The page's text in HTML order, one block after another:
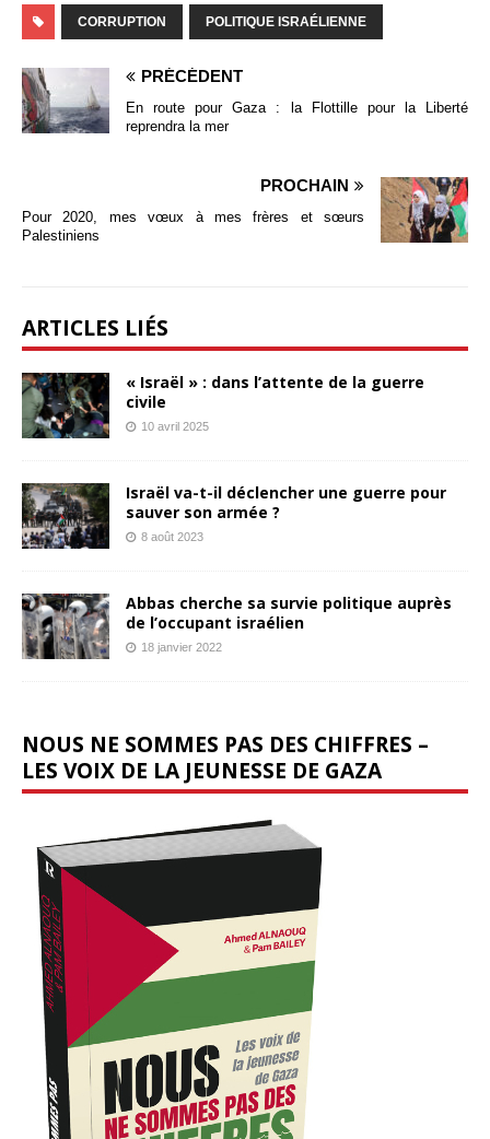
CORRUPTION POLITIQUE ISRAÉLIENNE
PRÉCÉDENT
En route pour Gaza : la Flottille pour la Liberté
reprendra la mer
PROCHAIN
Pour 2020, mes vœux à mes frères et sœurs
Palestiniens
ARTICLES LIÉS
« Israël » : dans l’attente de la guerre
civile
10 avril 2025
Israël va-t-il déclencher une guerre pour
sauver son armée ?
8 août 2023
Abbas cherche sa survie politique auprès
de l’occupant israélien
18 janvier 2022
NOUS NE SOMMES PAS DES CHIFFRES –
LES VOIX DE LA JEUNESSE DE GAZA